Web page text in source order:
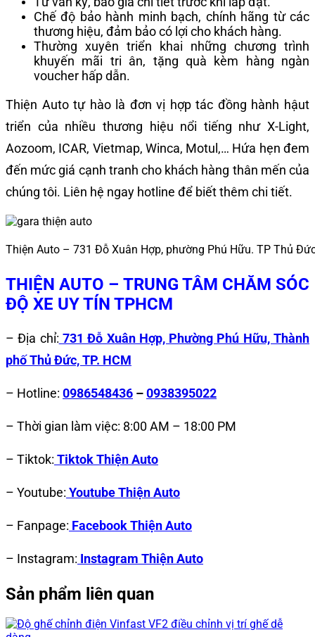
Chế độ bảo hành minh bạch, chính hãng từ các
thương hiệu, đảm bảo có lợi cho khách hàng.
Thường xuyên triển khai những chương trình
khuyến mãi tri ân, tặng quà kèm hàng ngàn
voucher hấp dẫn.
Thiện Auto tự hào là đơn vị hợp tác đồng hành hậut
triển của nhiều thương hiệu nổi tiếng như X-Light,
Aozoom, ICAR, Vietmap, Winca, Motul,… Hứa hẹn đem
đến mức giá cạnh tranh cho khách hàng thân mến của
chúng tôi. Liên hệ ngay hotline để biết thêm chi tiết.
Thiện Auto – 731 Đỗ Xuân Hợp, phường Phú Hữu. TP Thủ
THIỆN AUTO – TRUNG TÂM CHĂM SÓC
ĐỘ XE UY TÍN TPHCM
– Địa chỉ: 731 Đỗ Xuân Hợp, Phường Phú Hữu, Thành
phố Thủ Đức, TP. HCM
– Hotline: 0986548436 –0938395022
– Thời gian làm việc: 8:00 AM – 18:00 PM
– Tiktok: Tiktok Thiện Auto
– Youtube: Youtube Thiện Auto
– Fanpage: Facebook Thiện Auto
– Instagram: Instagram Thiện Auto
Sản phẩm liên quan